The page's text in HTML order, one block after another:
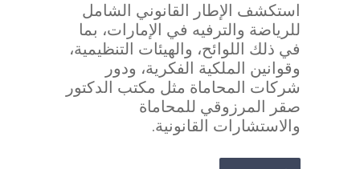
استكشف الإطار القانوني الشامل
للرياضة والترفيه في الإمارات، بما
في ذلك اللوائح، والهيئات التنظيمية،
وقوانين الملكية الفكرية، ودور
شركات المحاماة مثل مكتب الدكتور
صقر المرزوقي للمحاماة
والاستشارات القانونية.